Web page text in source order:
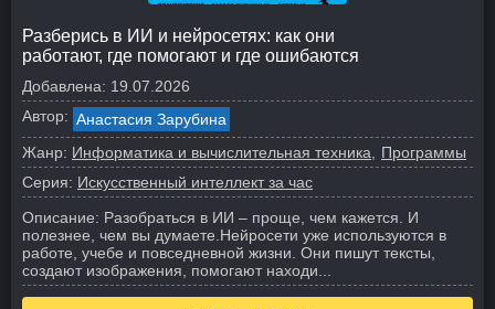
Разберись в ИИ и нейросетях: как они
работают, где помогают и где ошибаются
Добавлена: 19.07.2026
Автор: Анастасия Зарубина
Жанр: Информатика и вычислительная техника
Программы
Серия: Искусственный интеллект за час
Описание: Разобраться в ИИ – проще, чем кажется. И
полезнее, чем вы думаете. Нейросети уже используются в
работе, учебе и повседневной жизни. Они пишут тексты,
создают изображения, помогают находи...